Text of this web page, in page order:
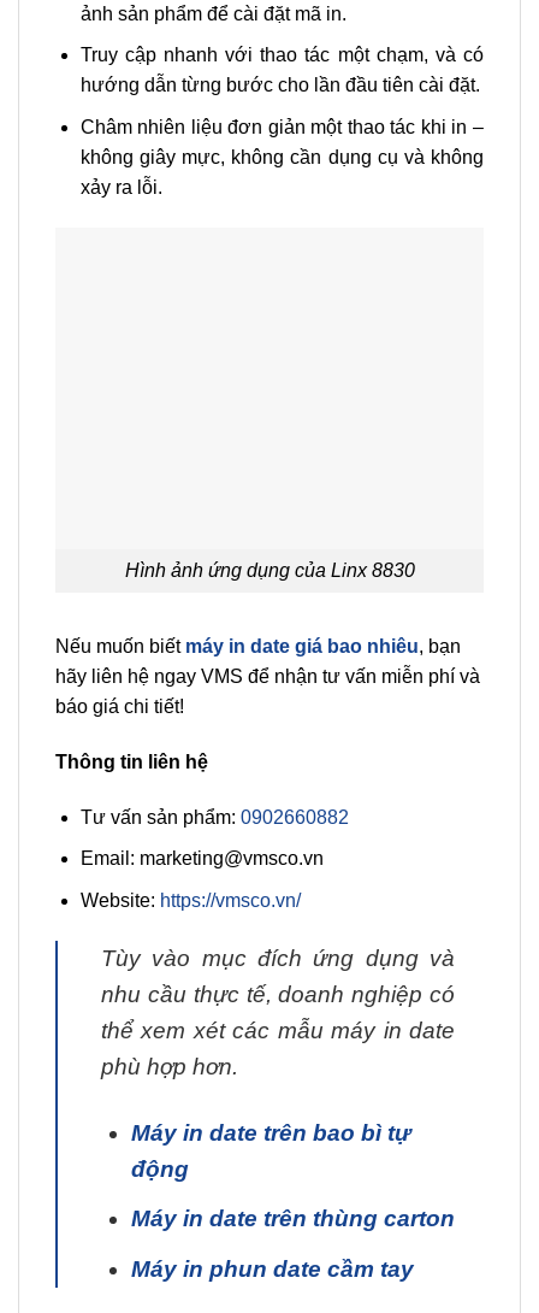
ảnh sản phẩm để cài đặt mã in.
Truy cập nhanh với thao tác một chạm, và có
hướng dẫn từng bước cho lần đầu tiên cài đặt.
Châm nhiên liệu đơn giản một thao tác khi in –
không giây mực, không cần dụng cụ và không
xảy ra lỗi.
Hình ảnh ứng dụng của Linx 8830
Nếu muốn biết máy in date giá bao nhiêu, bạn
hãy liên hệ ngay VMS để nhận tư vấn miễn phí và
báo giá chi tiết!
Thông tin liên hệ
Tư vấn sản phẩm: 0902660882
Email: marketing@vmsco.vn
Website: https://vmsco.vn/
Tùy vào mục đích ứng dụng và
nhu cầu thực tế, doanh nghiệp có
thể xem xét các mẫu máy in date
phù hợp hơn.
Máy in date trên bao bì tự
động
Máy in date trên thùng carton
Máy in phun date cầm tay